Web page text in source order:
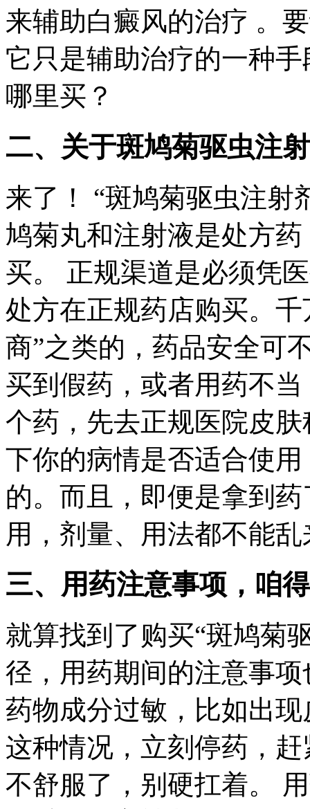
来辅助白癜风的治疗 。
它只是辅助治疗的一种
哪里买？
二、关于斑鸠菊驱虫注
来了！ “斑鸠菊驱虫注射
鸠菊丸和注射液是处方
买。 正规渠道是必须凭
处方在正规药店购买。
商”之类的，药品安全可
买到假药，或者用药不
个药，先去正规医院皮
下你的病情是否适合使
的。而且，即便是拿到
用，剂量、用法都不能
三、用药注意事项，咱
就算找到了购买“斑鸠菊
径，用药期间的注意事
药物成分过敏，比如出
这种情况，立刻停药，
不舒服了，别硬扛着。